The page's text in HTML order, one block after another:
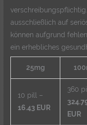
ausschließlich auf
können aufgrund
ein erhebliches
25mg
10 pill –
16.43 EUR
360
EUR